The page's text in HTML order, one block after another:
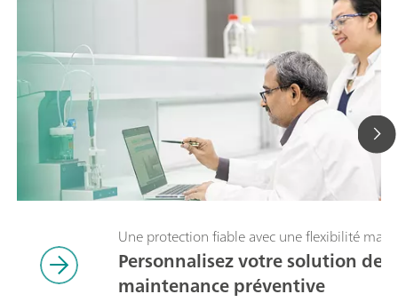
Une protection fiable avec une flexibilité
Personnalisez votre solution de
maintenance préventive